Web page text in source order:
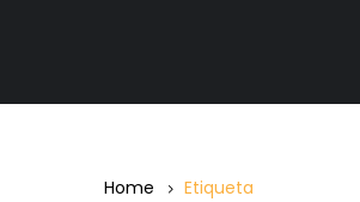
Home Etiqueta